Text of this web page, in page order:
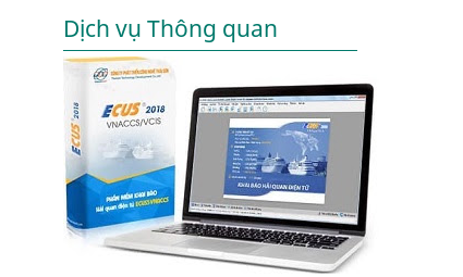
Dịch vụ Thông quan